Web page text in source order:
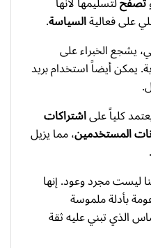
على فعاليةالسياسة.
يشجع الخبراء على
يمكن أيضاً استخدام بريد
كلياً علىاشتراكات
المستخدمين، مما يزيل
ليست مجرد وعود. إنها
بأدلة ملموسة
الذي تبني عليه ثقة